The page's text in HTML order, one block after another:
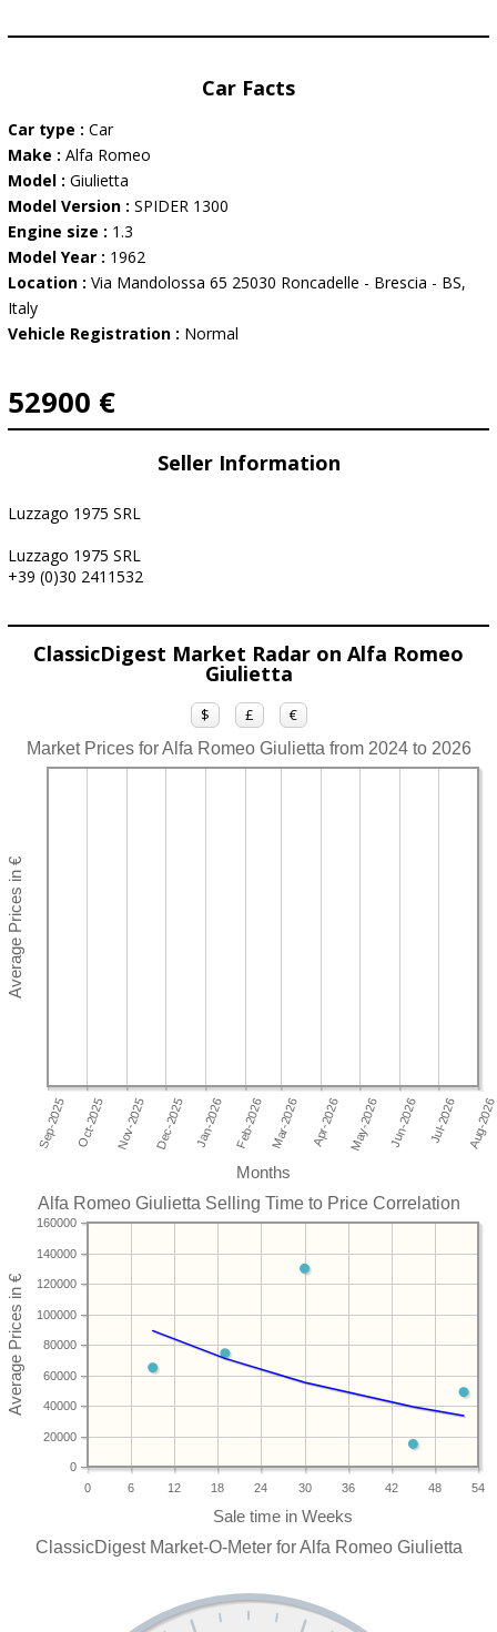
Car Facts
Car type : Car
Make : Alfa Romeo
Model : Giulietta
Model Version : SPIDER 1300
Engine size : 1.3
Model Year : 1962
Location : Via Mandolossa 65 25030 Roncadelle - Brescia - BS,
Italy
Vehicle Registration : Normal
52900 €
Seller Information
Luzzago 1975 SRL
Luzzago 1975 SRL
+39 (0)30 2411532
ClassicDigest Market Radar on Alfa Romeo
Giulietta
$ £ €
Market Prices for Alfa Romeo Giulietta from 2024 to 2026
Months
Alfa Romeo Giulietta Selling Time to Price Correlation
0 6 12 18 24 30 36 42 48 54
0
20000
40000
60000
80000
100000
120000
140000
160000
ClassicDigest Market-O-Meter for Alfa Romeo Giulietta